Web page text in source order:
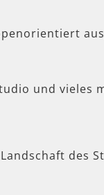
und vieles
des